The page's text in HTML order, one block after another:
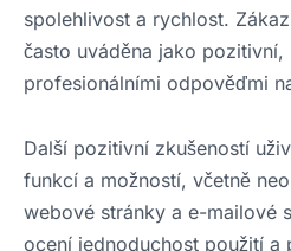
spolehlivost a rychlost.
často uváděna jako pozitivní,
profesionálními odpověďmi
Další pozitivní zkušeností
funkcí a možností, včetně
webové stránky a e-mailové
ocení jednoduchost použití a